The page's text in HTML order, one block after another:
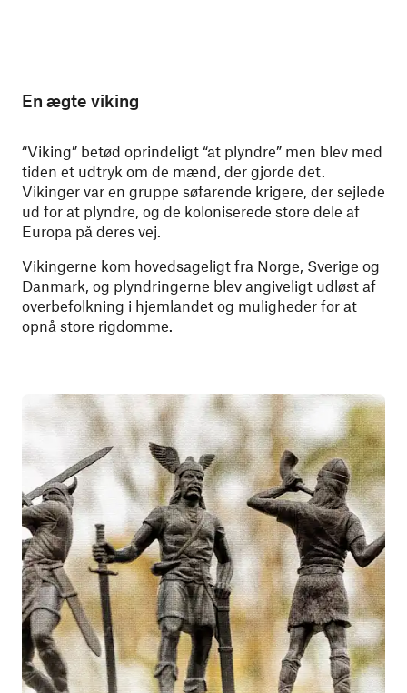
En ægte viking
“Viking” betød oprindeligt “at plyndre” men blev med
tiden et udtryk om de mænd, der gjorde det.
Vikinger var en gruppe søfarende krigere, der sejlede
ud for at plyndre, og de koloniserede store dele af
Europa på deres vej.
Vikingerne kom hovedsageligt fra Norge, Sverige og
Danmark, og plyndringerne blev angiveligt udløst af
overbefolkning i hjemlandet og muligheder for at
opnå store rigdomme.